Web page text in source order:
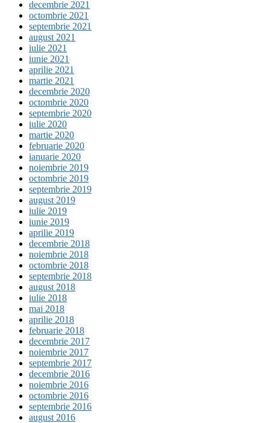
decembrie 2021
octombrie 2021
septembrie 2021
august 2021
iulie 2021
iunie 2021
aprilie 2021
martie 2021
decembrie 2020
octombrie 2020
septembrie 2020
iulie 2020
martie 2020
februarie 2020
ianuarie 2020
noiembrie 2019
octombrie 2019
septembrie 2019
august 2019
iulie 2019
iunie 2019
aprilie 2019
decembrie 2018
noiembrie 2018
octombrie 2018
septembrie 2018
august 2018
iulie 2018
mai 2018
aprilie 2018
februarie 2018
decembrie 2017
noiembrie 2017
septembrie 2017
decembrie 2016
noiembrie 2016
octombrie 2016
septembrie 2016
august 2016